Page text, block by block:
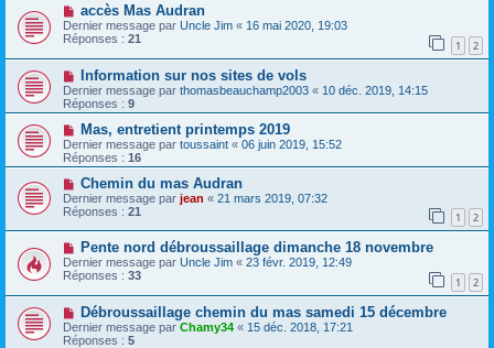
accès Mas Audran
Dernier message par Uncle Jim « 16 mai 2020, 19:03
Réponses : 21 1 2
Information sur nos sites de vols
Dernier message par thomasbeauchamp2003 « 10 déc. 2019, 14:15
Réponses : 9
Mas, entretient printemps 2019
Dernier message par toussaint « 06 juin 2019, 15:52
Réponses : 16
Chemin du mas Audran
Dernier message par jean « 21 mars 2019, 07:32
Réponses : 21 1 2
Pente nord débroussaillage dimanche 18 novembre
Dernier message par Uncle Jim « 23 févr. 2019, 12:49
Réponses : 33 1 2
Débroussaillage chemin du mas samedi 15 décembre
Dernier message par Chamy34 « 15 déc. 2018, 17:21
Réponses : 5